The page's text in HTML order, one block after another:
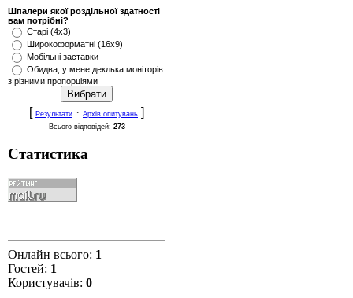
Шпалери якої роздільної здатності
вам потрібні?
Старі (4x3)
Широкоформатні (16x9)
Мобільні заставки
Обидва, у мене деклька моніторів
з різними пропорціями
[ Результати · Архів опитувань ]
Всього відповідей: 273
Статистика
Онлайн всього: 1
Гостей: 1
Користувачів: 0